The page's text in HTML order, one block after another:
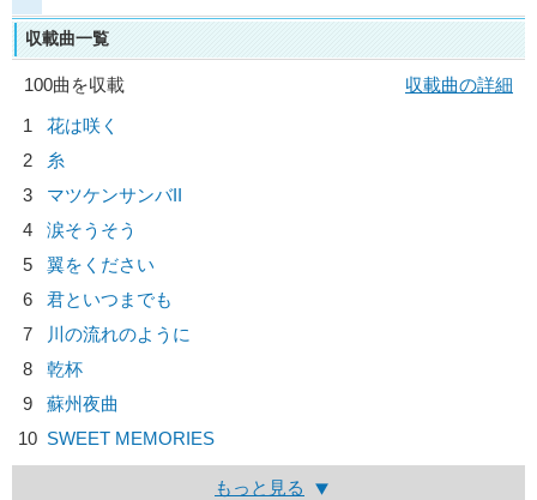
収載曲一覧
100曲を収載
収載曲の詳細
1
花は咲く
2
糸
3
マツケンサンバII
4
涙そうそう
5
翼をください
6
君といつまでも
7
川の流れのように
8
乾杯
9
蘇州夜曲
10 SWEET MEMORIES
もっと見る